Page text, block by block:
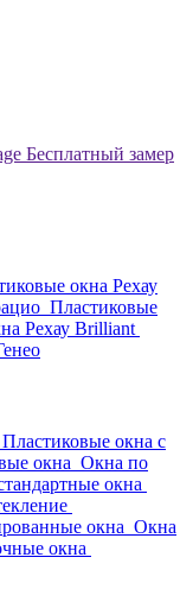
Бесплатный замер
окна Рехау
Пластиковые
Рехау Brilliant
Пластиковые окна с
окна Окна по
окна
окна Окна
окна